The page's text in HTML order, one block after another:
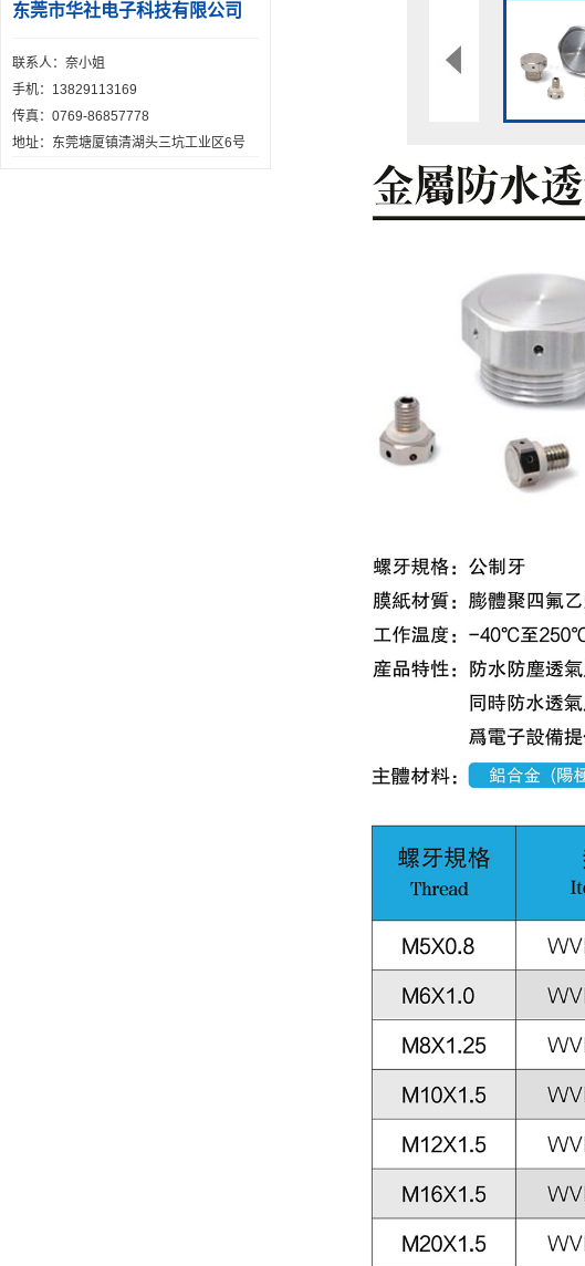
东莞市华社电子科技有限公司
联系人：奈小姐
手机：13829113169
传真：0769-86857778
地址：东莞塘厦镇清湖头三坑工业区6号